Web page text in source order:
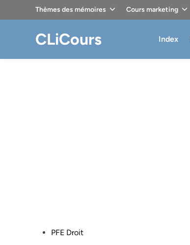
Thèmes des mémoires Cours marketing
CLiCours Index
PostedPFE Droit